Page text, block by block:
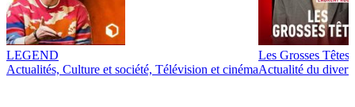
LEGEND
Actualités, Culture et société, Télévision et cinéma
Les Grosses Têtes
Actualité du